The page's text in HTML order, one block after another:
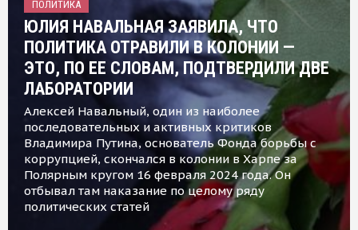
ПОЛИТИКА
ЮЛИЯ НАВАЛЬНАЯ ЗАЯВИЛА, ЧТО
ПОЛИТИКА ОТРАВИЛИ В КОЛОНИИ —
ЭТО, ПО ЕЕ СЛОВАМ, ПОДТВЕРДИЛИ ДВЕ
ЛАБОРАТОРИИ
Алексей Навальный, один из наиболее
последовательных и активных критиков
Владимира Путина, основатель Фонда борьбы с
коррупцией, скончался в колонии в Харпе за
Полярным кругом 16 февраля 2024 года. Он
отбывал там наказание по целому ряду
политических статей